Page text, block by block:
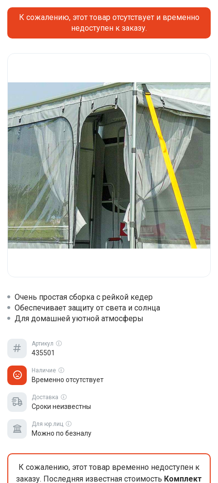
К сожалению, этот товар отсутствует и временно
недоступен к заказу.
Очень простая сборка с рейкой кедер
Обеспечивает защиту от света и солнца
Для домашней уютной атмосферы
Артикул
435501
Наличие
Временно отсутствует
Доставка
Сроки неизвестны
Для юр.лиц
Можно по безналу
К сожалению, этот товар временно недоступен к
заказу. Последняя известная стоимость Комплект